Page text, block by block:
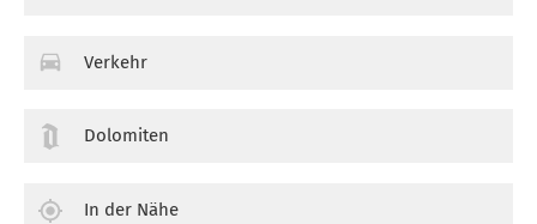
Verkehr
Dolomiten
In der Nähe